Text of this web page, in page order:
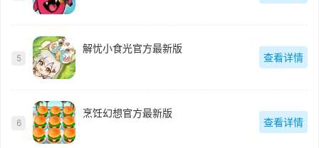
5
解忧小食光官方最新版
查看详情
6
烹饪幻想官方最新版
查看详情